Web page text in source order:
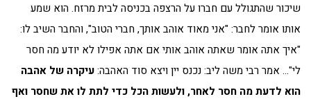
שיכור שהתגולל עם חברו על הרצפה בכניסה לבית מרזח. הוא שמע
אותו אומר לחבר: "אני מאוד אוהב אותך, חברי הטוב", והחבר השיב לו:
"איך אתה אומר שאתה אוהב אותי אם אתה אפילו לא יודע מה חסר
לי"… אמר רבי משה ליב: נכנס יין ויצא סוד האהבה:עיקרה של אהבה
הוא לדעת מה חסר לאחר, ולעשות הכל כדי לתת לו את שחסר ואף